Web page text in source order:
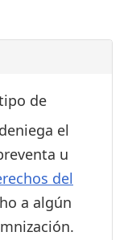
de
el
u
del
a algún